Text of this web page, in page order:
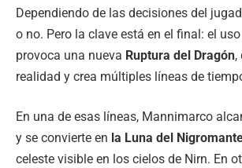
Dependiendo de las decisiones del
o no. Pero la clave está en el final: el
provoca una nueva Ruptura del Dragón,
realidad y crea múltiples líneas de
En una de esas líneas, Mannimarco
y se convierte en la Luna del
celeste visible en los cielos de Nirn. En